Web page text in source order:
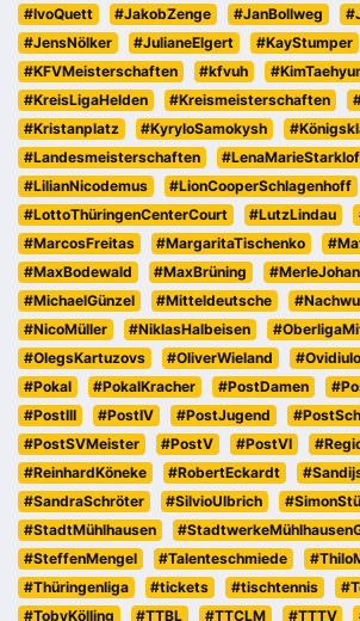
#IvoQuett
#JakobZenge #JanBollweg
#JensNölker
#JulianeElgert
#KayStumper
#KFVMeisterschaften
#kfvuh
#KreisLigaHelden
#Kreismeisterschaften
#Kristanplatz
#KyryloSamokysh
#Landesmeisterschaften
#LilianNicodemus
#LionCooperSchlagenhoff
#LottoThüringenCenterCourt
#LutzLindau
#MarcosFreitas
#MargaritaTischenko
#MaxBodewald
#MaxBrüning
#MichaelGünzel
#Mitteldeutsche
#NicoMüller
#NiklasHalbeisen
#OlegsKartuzovs
#OliverWieland
#Pokal
#PokalKracher #PostDamen
#PostIII
#PostIV #PostJugend
#PostSVMeister
#PostV #PostVI
#ReinhardKöneke
#RobertEckardt
#SandraSchröter
#SilvioUlbrich
#StadtMühlhausen
#SteffenMengel
#Talenteschmiede
#Thüringenliga
#tickets #tischtennis
#TobyKölling
#TTBL #TTCLM #TTTV